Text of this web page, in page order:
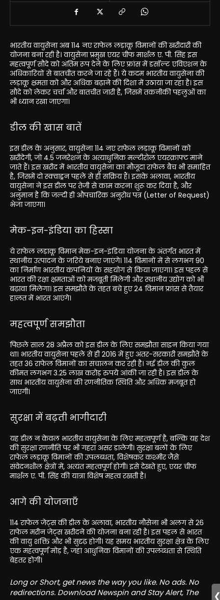
भारतीय वायुसेना अब 114 नए राफेल लड़ाकू विमानों की खरीदारी की
योजना बना रही है। वायुसेना प्रमुख एयर चीफ मार्शल ए. पी. सिंह इस
महत्वपूर्ण सौदे को अंतिम रूप देने के लिए फ्रांस में डसॉल्ट एविएशन के
अधिकारियों से बातचीत करने जा रहे हैं। ये कदम भारतीय वायुसेना की
लड़ाकू क्षमता को और अधिक बढ़ाने की दिशा में उठाया जा रहा है। इस
सौदे को लेकर चर्चा और बातचीत जारी है, जिसमें तकनीकी पहलुओं का
भी ध्यान रखा जाएगा।
डील की खास बातें
इस डील के अनुसार, वायुसेना 114 नए राफेल लड़ाकू विमानों को
खरीदेगी, जो 4.5 जनरेशन के अत्याधुनिक मल्टीरोल एयरक्राफ्ट माने
जाते हैं। इस खरीद में भारतीय वायुसेना का मौजूदा राफेल बैच भी समाहित
है, जिसमें दो स्क्वाड्रन पहले से ही सक्रिय हैं। इसके अलावा, भारतीय
वायुसेना ने इस डील पर तेजी से काम करना शुरू कर दिया है, और
अनुमान है कि जल्दी ही औपचारिक अनुरोध पत्र (Letter of Request)
भेजा जाएगा।
मेक-इन-इंडिया का हिस्सा
ये राफेल लड़ाकू विमान मेक-इन-इंडिया योजना के अंतर्गत भारत में
स्थानीय उत्पादन के जरिये बनाए जाएंगे। 114 विमानों में से लगभग 90
का निर्माण भारतीय कंपनियों के सहयोग से किया जाएगा। इस पहल से
भारत की रक्षा क्षमताओं को मजबूती मिलेगी और स्थानीय उद्योग को भी
बढ़ावा मिलेगा। इस समझौते के तहत बचे हुए 24 विमान फ्रांस से तैयार
हालत में भारत आएंगे।
महत्वपूर्ण समझौता
पिछले साल 28 अप्रैल को इस डील के लिए समझौता साइन किया गया
था। भारतीय वायुसेना पहले से ही 2016 में हुए अंतर-सरकारी समझौते के
तहत 36 राफेल विमानों का संचालन कर रही है। नई डील की कुल
कीमत लगभग 3.25 लाख करोड़ रुपये आंकी जा रही है। इस डील के
साथ भारतीय वायुसेना की रणनीतिक स्थिति और अधिक मजबूत हो
जाएगी।
सुरक्षा में बढ़ती भागीदारी
यह डील न केवल भारतीय वायुसेना के लिए महत्वपूर्ण है, बल्कि यह देश
की सुरक्षा रणनीति पर भी गहरा असर डालेगी। सुरक्षा बलों के लिए
राफेल लड़ाकू विमानों की उपलब्धता, विशेषकर कश्मीर जैसे
संवेदनशील क्षेत्रों में, अत्यंत महत्वपूर्ण होगी। इसे देखते हुए, एयर चीफ
मार्शल ए. पी. सिंह की यात्रा विशेष महत्व रखती है।
आगे की योजनाएँ
114 राफेल जेट्स की डील के अलावा, भारतीय नौसेना भी अलग से 26
राफेल मरीन जेट्स खरीदने की योजना बना रही है। इस पहल से भारत
की वायु शक्ति और भी सुदृढ़ होगी। यह समय भारतीय सुरक्षा क्षेत्र के लिए
एक महत्वपूर्ण मोड़ है, जहां आधुनिक विमानों की उपलब्धता से स्थिति
बेहतर होगी।
Long or Short, get news the way you like. No ads. No
redirections. Download Newspin and Stay Alert, The